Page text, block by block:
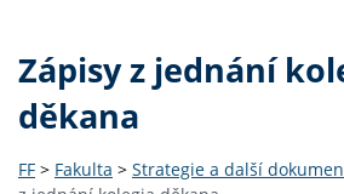
Zápisy z jednání
děkana
FF > Fakulta > Strategie a další